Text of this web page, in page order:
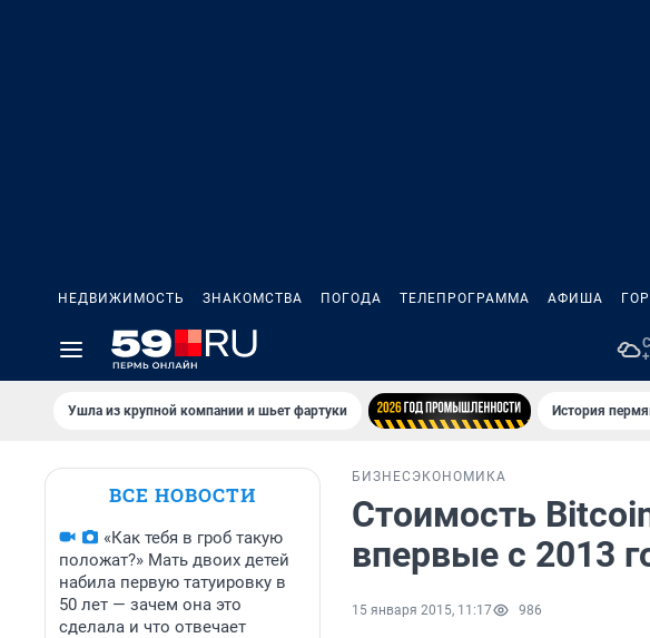
НЕДВИЖИМОСТЬ ЗНАКОМСТВА ПОГОДА ТЕЛЕПРОГРАММА АФИША
Ушла из крупной компании и шьет фартуки История
ВСЕ НОВОСТИ
«Как тебя в гроб такую
положат?» Мать двоих детей
набила первую татуировку в
50 лет — зачем она это
сделала и что отвечает
БИЗНЕС ЭКОНОМИКА
Стоимость
впервые с 2013
15 января 2015, 11:17 986